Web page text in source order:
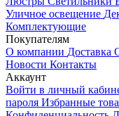
Уличное освещение
Комплектующие
Покупателям
О компании Доставка
Новости Контакты
Аккаунт
Войти в личный
пароля Избранные